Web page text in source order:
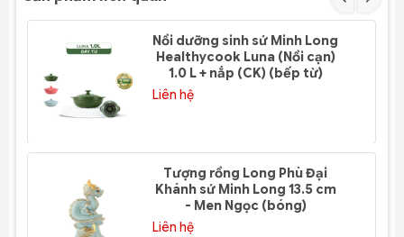
Nồi dưỡng sinh sứ Minh Long
Healthycook Luna (Nồi cạn)
1.0 L + nắp (CK) (bếp từ)
Liên hệ
Tượng rồng Long Phù Đại
Khánh sứ Minh Long 13.5 cm
- Men Ngọc (bóng)
Liên hệ